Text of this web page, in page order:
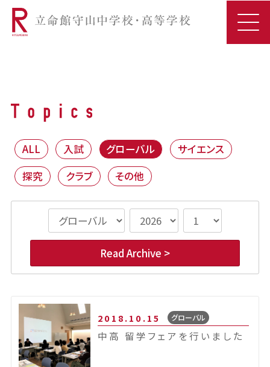
ALL 入試 グローバル
サイエンス
探究
クラブ その他
Read Archive >
2018.10.15 グローバル
中高 留学フェアを行いました